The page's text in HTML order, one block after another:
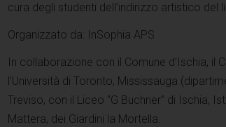
cura degli studenti dell’indirizzo artistico del
Organizzato da: InSophia APS
In collaborazione con il Comune d’Ischia, il
l’Università di Toronto, Mississauga
Treviso, con il Liceo “G Buchner” di Ischia,
Mattera, dei Giardini la Mortella.